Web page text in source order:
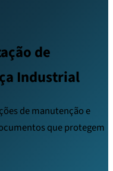
de
Industrial
de manutenção e
que protegem